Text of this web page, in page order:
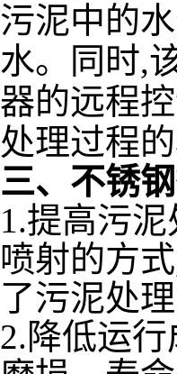
污泥中的
水。同时,
器的远程
处理过程
三、不锈
1.提高污
喷射的方
了污泥处
2.降低运